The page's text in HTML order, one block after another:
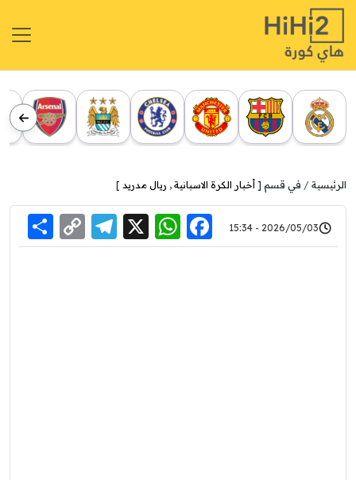
الرئيسية في قسم [ أخبار الكرة الاسبانية , ريال مدريد ]
2026/05/03 - 15:34
Facebook
WhatsApp
X
Link